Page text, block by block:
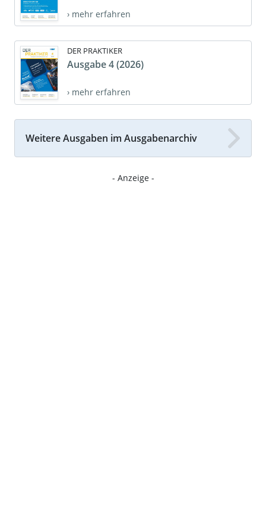
› mehr erfahren
DER PRAKTIKER
Ausgabe 4 (2026)
› mehr erfahren
Weitere Ausgaben im Ausgabenarchiv
- Anzeige -